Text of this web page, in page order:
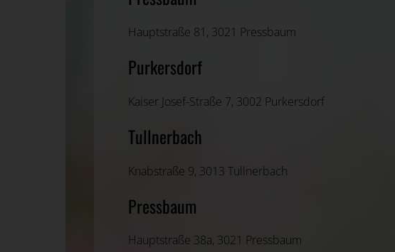
Hauptstraße 81, 3021 Pressbaum
Purkersdorf
Kaiser Josef-Straße 7, 3002 Purkersdorf
Tullnerbach
Knabstraße 9, 3013 Tullnerbach
Pressbaum
Hauptstraße 38a, 3021 Pressbaum